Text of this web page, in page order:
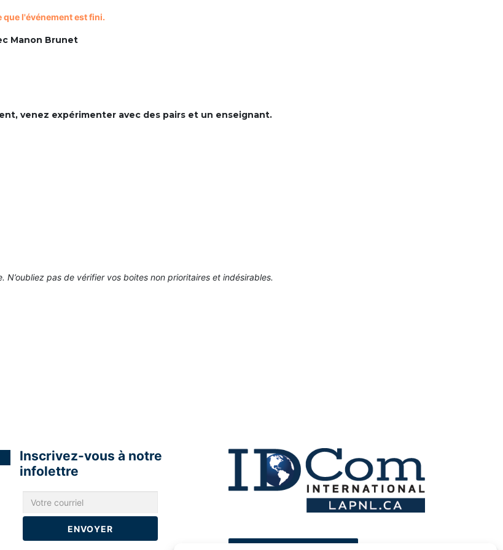
l'événement est fini.
Manon Brunet
venez expérimenter avec des pairs et un enseignant.
pas de vérifier vos boites non prioritaires et indésirables.
Inscrivez-vous à notre
infolettre